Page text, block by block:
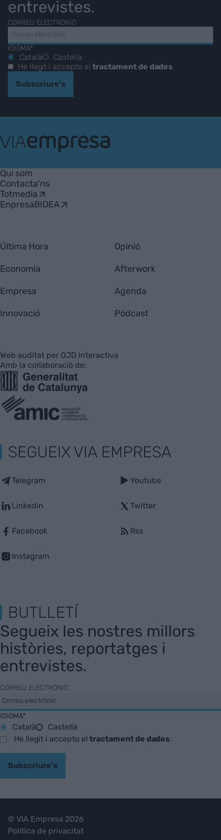
entrevistes.
CORREU ELECTRÒNIC
IDIOMA*
Català
Castellà
He llegit i accepto eltractament de dades.
Subscriure's
Empresa
Qui som
Contacta'ns
Totmedia
EnpresaBIDEA
Última Hora
Economia
Empresa
Innovació
Opinió
Afterwork
Agenda
Pòdcast
Web auditat per OJD interactiva
Amb la col·laboració de:
SEGUEIX VIA EMPRESA
Telegram
Linkedin
Facebook
Instagram
Youtube
Twitter
Rss
BUTLLETÍ
Segueix les nostres millors
històries, reportatges i
entrevistes.
CORREU ELECTRÒNIC
IDIOMA*
Català
Castellà
He llegit i accepto eltractament de dades.
Subscriure's
© VIA Empresa 2026
Política de privacitat